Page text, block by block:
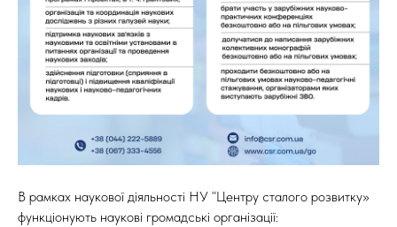
В рамках наукової діяльності НУ “Центру сталого розвитку»
функціонують наукові громадські організації: